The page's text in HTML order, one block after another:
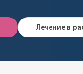
Лечение в